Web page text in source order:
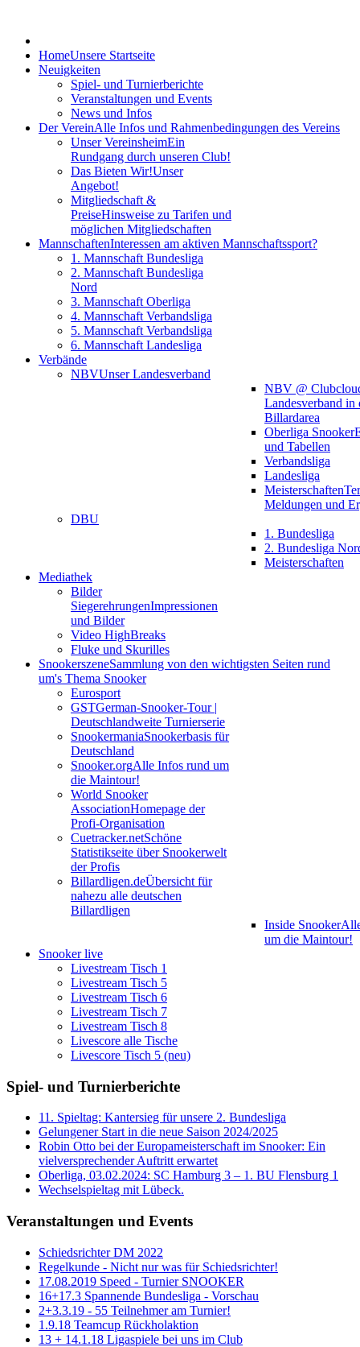
HomeUnsere Startseite
Neuigkeiten
Spiel- und Turnierberichte
Veranstaltungen und Events
News und Infos
Der VereinAlle Infos und Rahmenbedingungen des Vereins
Unser VereinsheimEin
Rundgang durch unseren Club!
Das Bieten Wir!Unser
Angebot!
Mitgliedschaft &
PreiseHinsweise zu Tarifen und
möglichen Mitgliedschaften
MannschaftenInteressen am aktiven Mannschaftssport?
1. Mannschaft Bundesliga
2. Mannschaft Bundesliga
Nord
3. Mannschaft Oberliga
4. Mannschaft Verbandsliga
5. Mannschaft Verbandsliga
6. Mannschaft Landesliga
Verbände
NBVUnser Landesverband
NBV @
Landesverband in
Billardarea
Oberliga Snooker
und Tabellen
Verbandsliga
Landesliga
Meisterschaften
Meldungen und
DBU
1. Bundesliga
2. Bundesliga
Meisterschaften
Mediathek
Bilder
SiegerehrungenImpressionen
und Bilder
Video HighBreaks
Fluke und Skurilles
SnookerszeneSammlung von den wichtigsten Seiten rund
um's Thema Snooker
Eurosport
GSTGerman-Snooker-Tour |
Deutschlandweite Turnierserie
SnookermaniaSnookerbasis für
Deutschland
Snooker.orgAlle Infos rund um
die Maintour!
World Snooker
AssociationHomepage der
Profi-Organisation
Cuetracker.netSchöne
Statistikseite über Snookerwelt
der Profis
Billardligen.deÜbersicht für
nahezu alle deutschen
Billardligen
Inside Snooker
um die Maintour!
Snooker live
Livestream Tisch 1
Livestream Tisch 5
Livestream Tisch 6
Livestream Tisch 7
Livestream Tisch 8
Livescore alle Tische
Livescore Tisch 5 (neu)
Spiel- und Turnierberichte
11. Spieltag: Kantersieg für unsere 2. Bundesliga
Gelungener Start in die neue Saison 2024/2025
Robin Otto bei der Europameisterschaft im Snooker: Ein
vielversprechender Auftritt erwartet
Oberliga, 03.02.2024: SC Hamburg 3 – 1. BU Flensburg 1
Wechselspieltag mit Lübeck.
Veranstaltungen und Events
Schiedsrichter DM 2022
Regelkunde - Nicht nur was für Schiedsrichter!
17.08.2019 Speed - Turnier SNOOKER
16+17.3 Spannende Bundesliga - Vorschau
2+3.3.19 - 55 Teilnehmer am Turnier!
1.9.18 Teamcup Rückholaktion
13 + 14.1.18 Ligaspiele bei uns im Club